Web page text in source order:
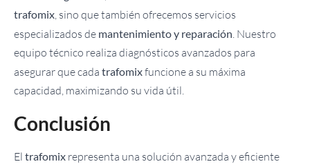
trafomix , sino que también ofrecemos servicios
especializados de mantenimiento y reparación . Nuestro
equipo técnico realiza diagnósticos avanzados para
asegurar que cada trafomixfuncione a su máxima
capacidad, maximizando su vida útil.
Conclusión
El trafomix representa una solución avanzada y eficiente